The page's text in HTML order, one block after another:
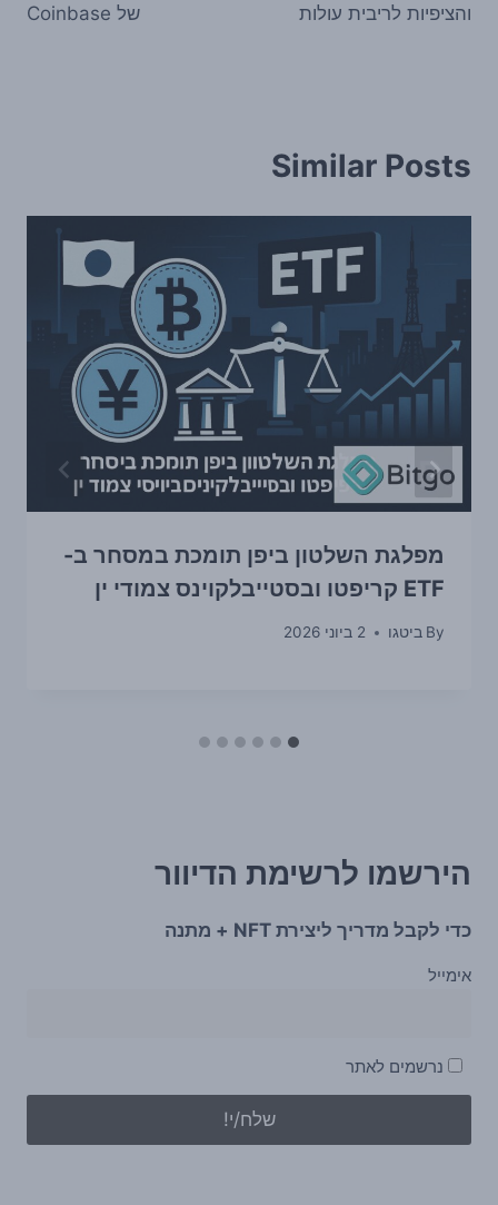
והציפיות לריבית עולות
של Coinbase
Similar Posts
מפלגת השלטון ביפן תומכת במסחר ב-
ETF קריפטו ובסטייבלקוינס צמודי ין
By ביטגו 2 ביוני 2026
הירשמו לרשימת הדיוור
כדי לקבל מדריך ליצירת NFT + מתנה
אימייל
נרשמים לאתר